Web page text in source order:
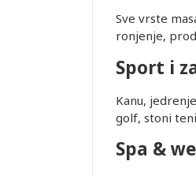
Sve vrste
ronjenje,
Sport i
Kanu,
golf, stoni
Spa &